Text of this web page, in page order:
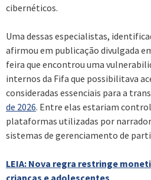
cibernéticos.
Uma dessas especialistas,
afirmou em publicação divulgada
feira que encontrou uma
internos da Fifa que possibilitava
consideradas essenciais para a
de 2026. Entre elas estariam
plataformas utilizadas por
sistemas de gerenciamento de
LEIA: Nova regra restringe
crianças e adolescentes